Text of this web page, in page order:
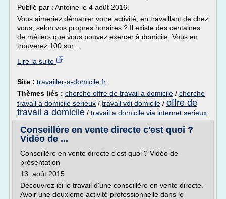
Publié par : Antoine le 4 août 2016.
Vous aimeriez démarrer votre activité, en travaillant de chez
vous, selon vos propres horaires ? Il existe des centaines
de métiers que vous pouvez exercer à domicile. Vous en
trouverez 100 sur...
Lire la suite
Site : travailler-a-domicile.fr
Thèmes liés : cherche offre de travail a domicile / cherche
travail a domicile serieux / travail vdi domicile / offre de
travail a domicile / travail a domicile via internet serieux
Conseillère en vente directe c'est quoi ?
Vidéo de ...
Conseillère en vente directe c'est quoi ? Vidéo de
présentation
13. août 2015
Découvrez ici le travail d'une conseillère en vente directe.
Avoir une deuxième activité professionnelle dans le